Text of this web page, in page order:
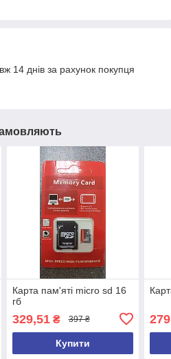
14 днів за рахунок покупця
Карта пам'яті micro sd 16
гб
329,51₴ 397 ₴
Купити